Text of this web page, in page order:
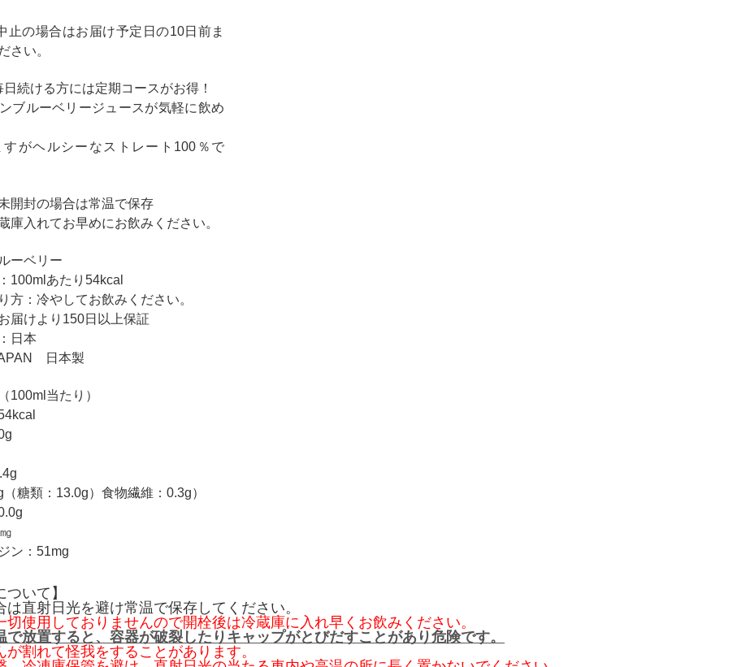
止の場合はお届け予定日の10日前ま
さい。
続ける方には定期コースがお得！
ブルーベリージュースが気軽に飲め
がヘルシーなストレート100％で
開封の場合は常温で保存
庫入れてお早めにお飲みください。
ーベリー
100mlあたり54kcal
方：冷やしてお飲みください。
届けより150日以上保証
日本
日本製
100ml当たり）
（糖類：13.0g）食物繊維：0.3g）
ン：51mg
ついて】
は直射日光を避け常温で保存してください。
使用しておりませんので開栓後は冷蔵庫に入れ早くお飲みください。
で放置すると、容器が破裂したりキャップがとびだすことがあり危険です。
が割れて怪我をすることがあります。